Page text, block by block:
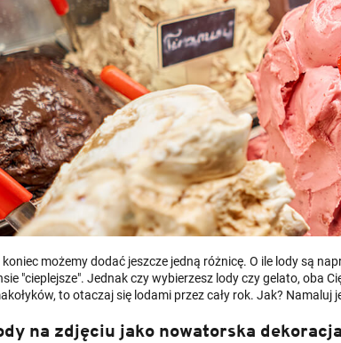
koniec możemy dodać jeszcze jedną różnicę. O ile lody są
"cieplejsze". Jednak czy wybierzesz lody czy gelato, oba
to otaczaj się lodami przez cały rok. Jak? Namaluj
na zdjęciu jako nowatorska dekoracja